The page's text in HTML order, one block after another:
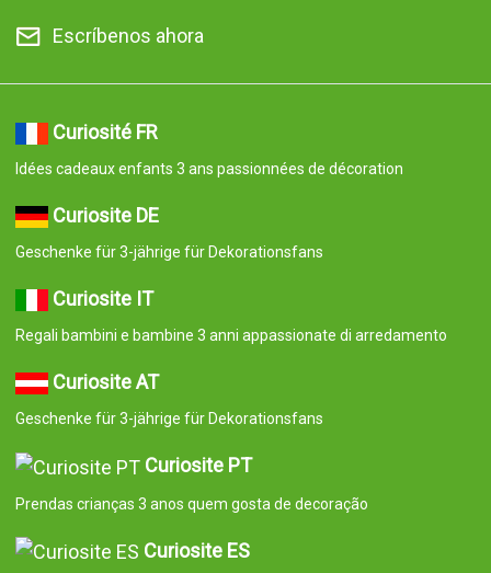
Escríbenos ahora
Curiosité FR
Idées cadeaux enfants 3 ans passionnées de décoration
Curiosite DE
Geschenke für 3-jährige für Dekorationsfans
Curiosite IT
Regali bambini e bambine 3 anni appassionate di arredamento
Curiosite AT
Geschenke für 3-jährige für Dekorationsfans
Curiosite PT
Prendas crianças 3 anos quem gosta de decoração
Curiosite ES